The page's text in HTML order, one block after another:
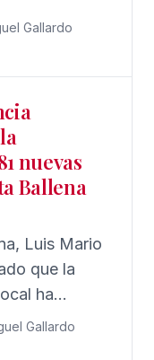
Gallardo
nuevas
Ballena
Luis Mario
que la
ha
de
Gallardo